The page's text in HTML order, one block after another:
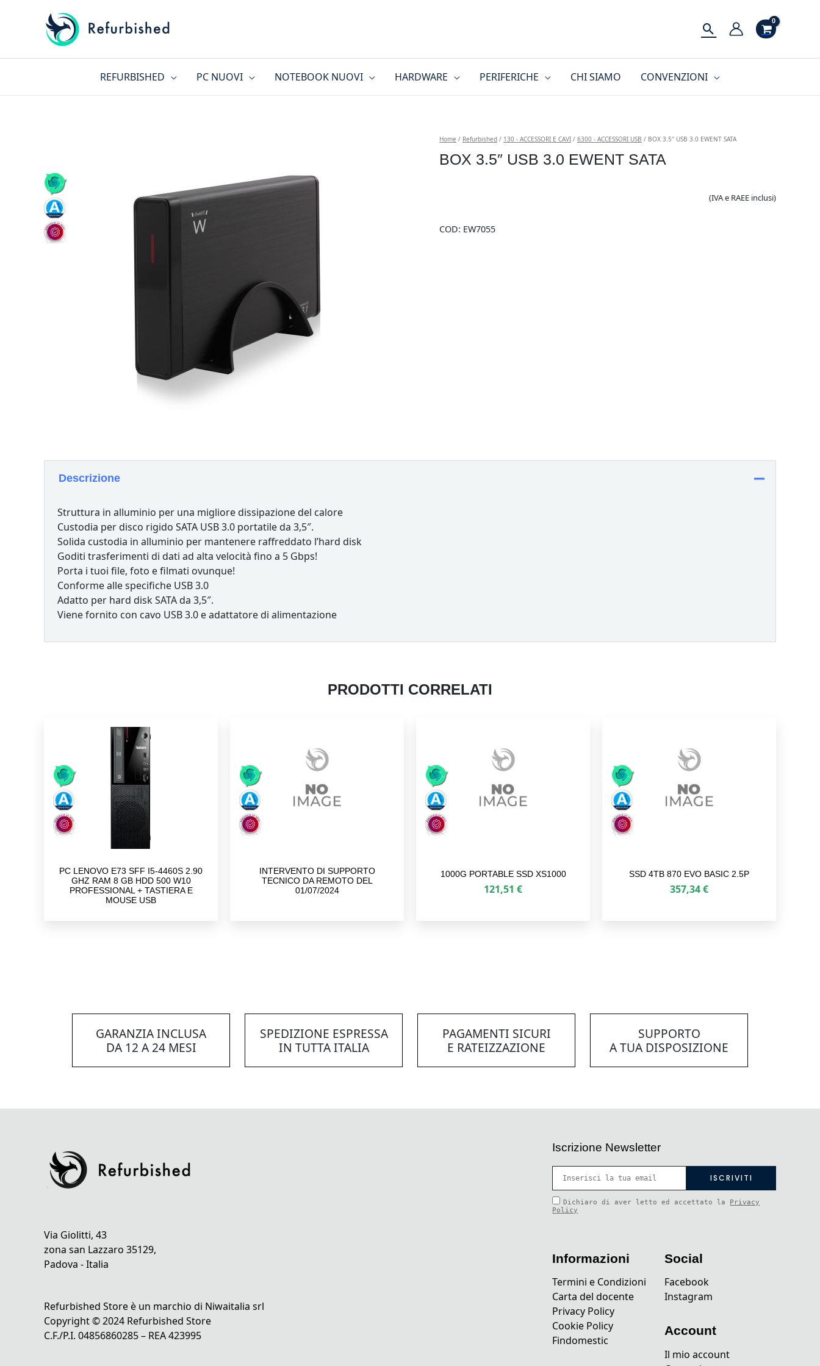
contenuto
Cerca
REFURBISHED PC NUOVI NOTEBOOK NUOVI HARDWARE PERIFERICHE CHI SIAMO CONVENZIONI
Home / Refurbished / 130 - ACCESSORI E CAVI / 6300 - ACCESSORI USB / BOX 3.5″ USB 3.0 EWENT SATA
BOX 3.5″ USB 3.0 EWENT SATA
(IVA e RAEE inclusi)
COD: EW7055
Descrizione
Struttura in alluminio per una migliore dissipazione del calore
Custodia per disco rigido SATA USB 3.0 portatile da 3,5″.
Solida custodia in alluminio per mantenere raffreddato l’hard disk
Goditi trasferimenti di dati ad alta velocità fino a 5 Gbps!
Porta i tuoi file, foto e filmati ovunque!
Conforme alle specifiche USB 3.0
Adatto per hard disk SATA da 3,5″.
Viene fornito con cavo USB 3.0 e adattatore di alimentazione
PRODOTTI CORRELATI
PC LENOVO E73 SFF I5-4460S 2.90
GHZ RAM 8 GB HDD 500 W10
PROFESSIONAL + TASTIERA E
MOUSE USB
INTERVENTO DI SUPPORTO
TECNICO DA REMOTO DEL
01/07/2024
1000G PORTABLE SSD XS1000
121,51 €
SSD 4TB 870 EVO BASIC 2.5P
357,34€
GARANZIA INCLUSA
DA 12 A 24 MESI
SPEDIZIONE ESPRESSA
IN TUTTA ITALIA
PAGAMENTI SICURI
E RATEIZZAZIONE
SUPPORTO
A TUA DISPOSIZIONE
Via Giolitti, 43
zona san Lazzaro 35129,
Padova - Italia
Refurbished Store è un marchio di Niwaitalia srl
Copyright © 2024 Refurbished Store
C.F./P.I. 04856860285 – REA 423995
Iscrizione Newsletter
Dichiaro di aver letto ed accettato la Privacy
Policy
Informazioni
Termini e Condizioni
Carta del docente
Privacy Policy
Cookie Policy
Findomestic
Social
Facebook
Instagram
Account
Il mio account